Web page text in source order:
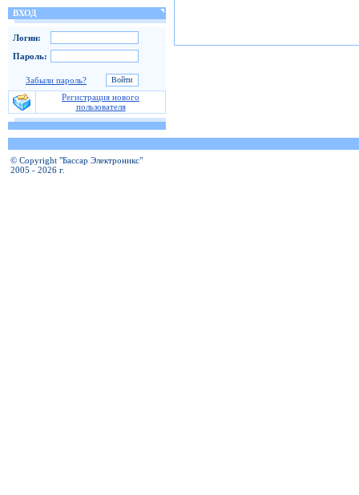
ВХОД
Логин:
Пароль:
Забыли пароль?
Регистрация нового
пользователя
© Copyright "Бассар Электроникс"
2005 - 2026 г.